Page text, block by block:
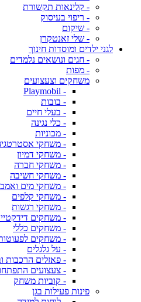
- קלינאות תקשורת
- ריפוי בעיסוק
- שיקום
- שלי זאנטקרן
לגני ילדים ומוסדות חינוך
- חגים ונושאים נלמדים
- מפות
משחקים וצעצועים
- Playmobil
- בובות
- בעלי חיים
- כלי נגינה
- מכוניות
- משחקי
- משחקי דמיון
- משחקי חברה
- משחקי חשיבה
- משחקי מים
- משחקי קלפים
- משחקי רגשות
- משחקים
- משחקים כללי
- משחקים
- על גלגלים
- פאזלים הרכבות
- צעצועים
- קוביות משחק
פינות פעילות בגן